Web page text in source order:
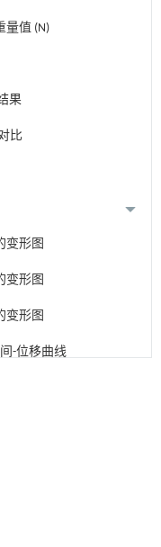
量值 (N)
果
比
变形图
变形图
变形图
-位移曲线